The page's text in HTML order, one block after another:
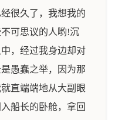
很久了，我想我的
可思议的人哟!沉
，经过我身边却对
愚蠢之举，因为那
直端端地从大副眼
船长的卧舱，拿回